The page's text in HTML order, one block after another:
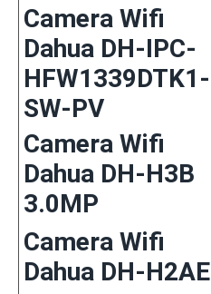
Camera Wifi
Dahua DH-IPC-
HFW1339DTK1-
SW-PV
Camera Wifi
Dahua DH-H3B
3.0MP
Camera Wifi
Dahua DH-H2AE